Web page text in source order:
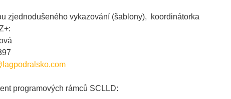
zjednodušeného vykazování (šablony),
koordinátorka
:
programových rámců SCLLD: